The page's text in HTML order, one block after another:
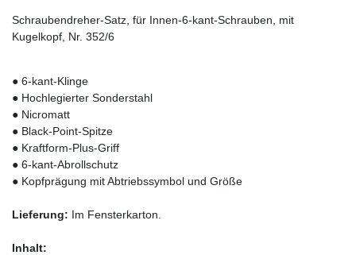
Schraubendreher-Satz, für Innen-6-kant-Schrauben, mit
Kugelkopf, Nr. 352/6
● 6-kant-Klinge
● Hochlegierter Sonderstahl
● Nicromatt
● Black-Point-Spitze
● Kraftform-Plus-Griff
● 6-kant-Abrollschutz
● Kopfprägung mit Abtriebssymbol und Größe
Lieferung: Im Fensterkarton.
Inhalt: